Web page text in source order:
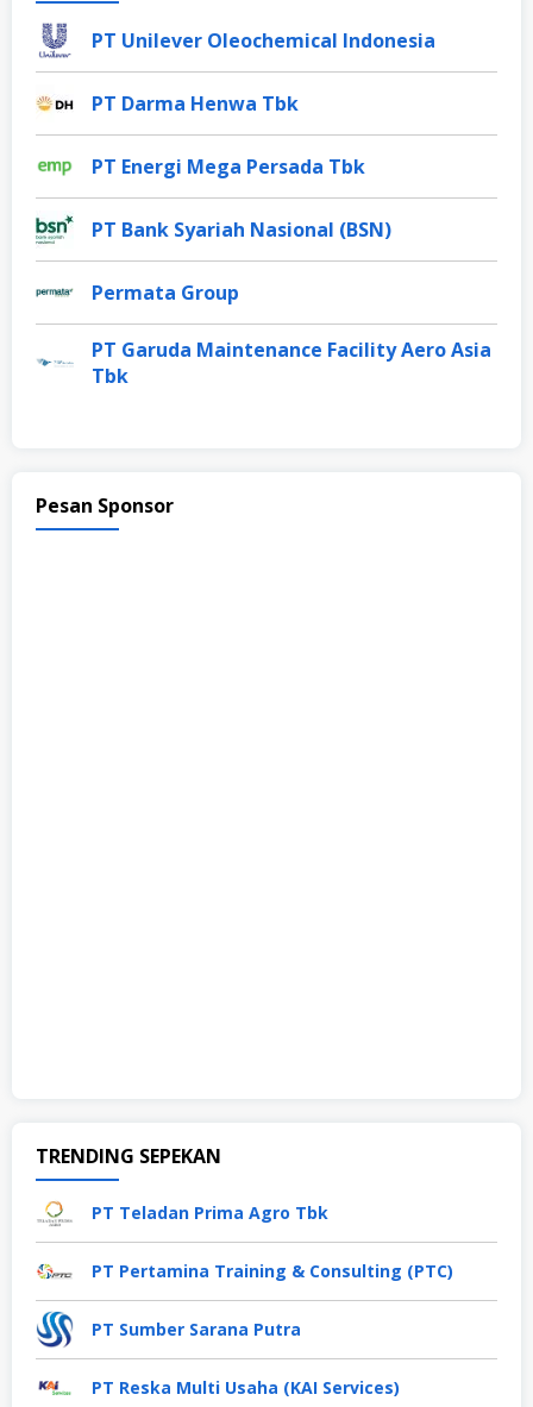
PT Unilever Oleochemical Indonesia
PT Darma Henwa Tbk
PT Energi Mega Persada Tbk
PT Bank Syariah Nasional (BSN)
Permata Group
PT Garuda Maintenance Facility Aero Asia
Tbk
Pesan Sponsor
TRENDING SEPEKAN
PT Teladan Prima Agro Tbk
PT Pertamina Training & Consulting (PTC)
PT Sumber Sarana Putra
PT Reska Multi Usaha (KAI Services)